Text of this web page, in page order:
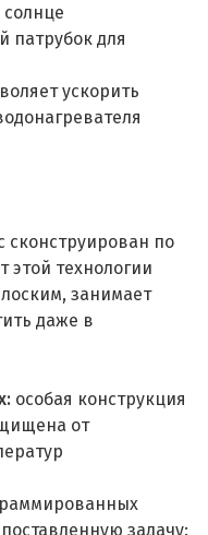
патрубок для
ускорить
сконструирован по
этой технологии
занимает
даже в
особая конструкция
от
задачу: